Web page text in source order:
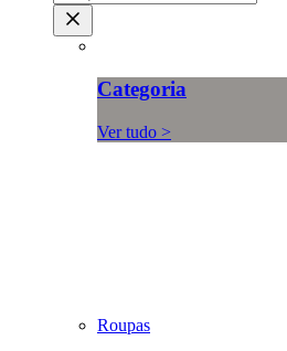
Categoria
Ver tudo >
Roupas